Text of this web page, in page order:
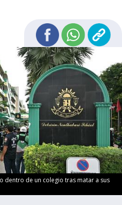
dentro de un colegio tras matar a sus